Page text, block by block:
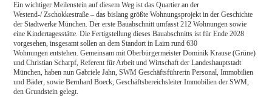
Ein wichtiger Meilenstein auf diesem Weg ist das Quartier an der
Westend-/ Zschokkestraße – das bislang größte Wohnungsprojekt in der Geschichte
der Stadtwerke München. Der erste Bauabschnitt umfasst 212 Wohnungen sowie
eine Kindertagesstätte. Die Fertigstellung dieses Bauabschnitts ist für Ende 2028
vorgesehen, insgesamt sollen an dem Standort in Laim rund 630
Wohnungen entstehen. Gemeinsam mit Oberbürgermeister Dominik Krause (Grüne)
und Christian Scharpf, Referent für Arbeit und Wirtschaft der Landeshauptstadt
München, haben nun Gabriele Jahn, SWM Geschäftsführerin Personal, Immobilien
und Bäder, sowie Bernhard Boeck, Geschäftsbereichsleiter Immobilien der SWM,
den Grundstein gelegt.